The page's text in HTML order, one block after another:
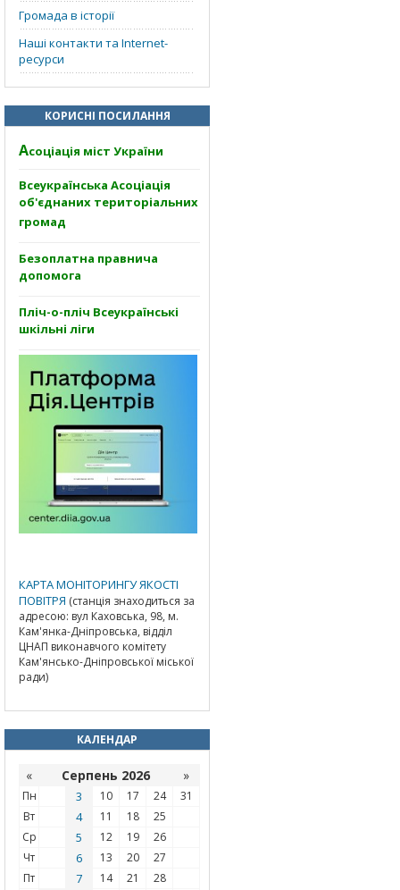
Громада в історії
Наші контакти та Internet-
ресурси
КОРИСНІ ПОСИЛАННЯ
Асоціація міст України
Всеукраїнська Асоціація
об'єднаних територіальних
громад
Безоплатна правнича
допомога
Пліч-о-пліч Всеукраїнські
шкільні ліги
КАРТА МОНІТОРИНГУ ЯКОСТІ
ПОВІТРЯ (станція знаходиться за
адресою: вул Каховська, 98, м.
Кам'янка-Дніпровська, відділ
ЦНАП виконавчого комітету
Кам'янсько-Дніпровської міської
ради)
КАЛЕНДАР
« Серпень 2026 »
Пн 3 10 17 24
31
Вт
4 11 18
25
Ср
5 12 19
26
Чт
6 13 20
27
Пт
7 14 21
28